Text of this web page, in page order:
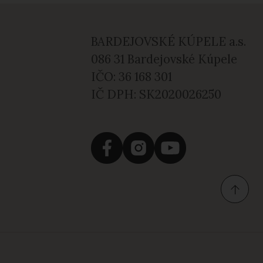
BARDEJOVSKÉ KÚPELE a.s.
086 31 Bardejovské Kúpele
IČO: 36 168 301
IČ DPH: SK2020026250